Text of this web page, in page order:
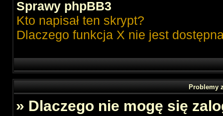
Sprawy phpBB3
Kto napisał ten skrypt?
Dlaczego funkcja X nie jest
Problemy
» Dlaczego nie mogę się